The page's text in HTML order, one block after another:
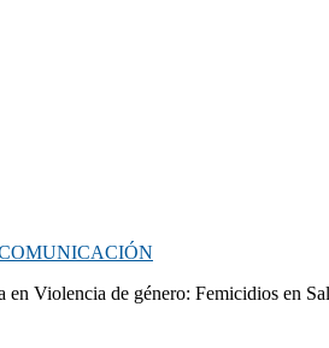
en Violencia de género: Femicidios en